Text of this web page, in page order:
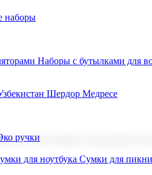
наборы
Наборы с бутылками для
Шердор Медресе
ручки
для ноутбука Сумки для
вы найдете продукцию для